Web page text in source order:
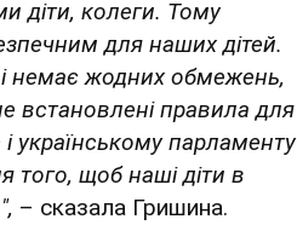
діти, колеги. Тому
для наших дітей.
немає жодних обмежень,
встановлені правила для
українському парламенту
того, щоб наші діти в
– сказала Гришина.